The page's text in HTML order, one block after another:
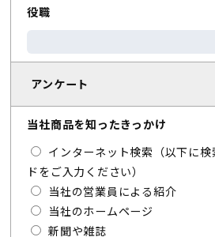
役職
アンケート
当社商品を知ったきっかけ
インターネット検索（以下に検
ドをご入力ください）
当社の営業員による紹介
当社のホームページ
新聞や雑誌